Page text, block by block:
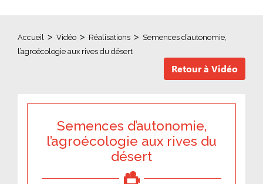
Accueil > Vidéo > Réalisations > Semences d’autonomie,
l’agroécologie aux rives du désert
Retour à Vidéo
Semences d’autonomie,
l’agroécologie aux rives du
désert